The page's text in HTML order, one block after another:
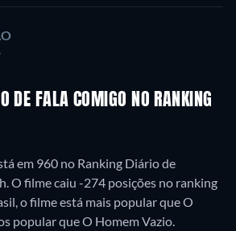
DE FALA COMIGO NO RANKING
em 960 no Ranking Diário de
O filme caiu -274 posições no ranking
o filme está mais popular que O
popular que O Homem Vazio.